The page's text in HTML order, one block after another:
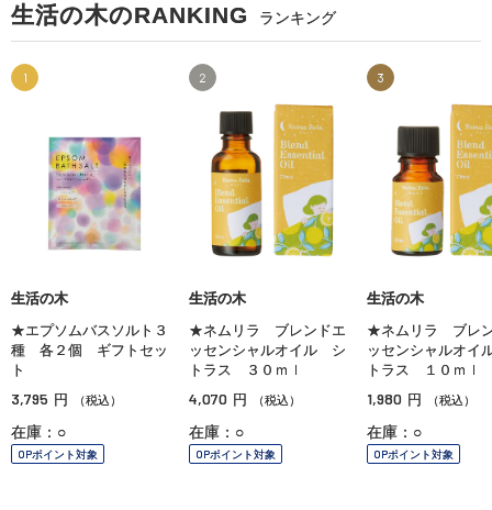
生活の木のRANKING ランキング
1
生活の木
★エプソムバスソルト３
種 各２個 ギフトセッ
ト
3,795 円 （税込）
在庫：○
OPポイント対象
2
生活の木
★ネムリラ ブレンドエ
ッセンシャルオイル シ
トラス ３０ｍｌ
4,070 円 （税込）
在庫：○
OPポイント対象
3
生活の木
★ネムリラ ブレ
ッセンシャルオ
トラス １０ｍｌ
1,980 円 （税込）
在庫：○
OPポイント対象